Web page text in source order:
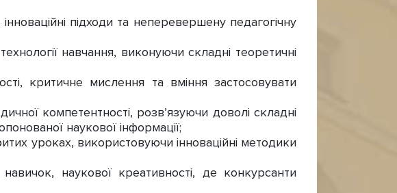
підходи та неперевершену педагогічну
навчання, виконуючи складні теоретичні
критичне мислення та вміння застосовувати
компетентності, розвʼязуючи доволі складні
наукової інформації;
уроках, використовуючи інноваційні методики
наукової креативності, де конкурсанти